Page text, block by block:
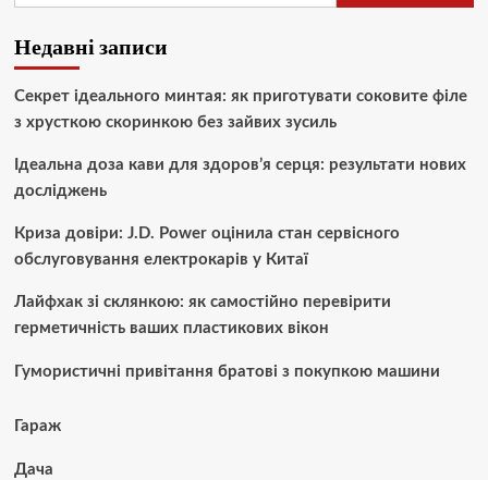
Недавні записи
Секрет ідеального минтая: як приготувати соковите філе
з хрусткою скоринкою без зайвих зусиль
Ідеальна доза кави для здоров’я серця: результати нових
досліджень
Криза довіри: J.D. Power оцінила стан сервісного
обслуговування електрокарів у Китаї
Лайфхак зі склянкою: як самостійно перевірити
герметичність ваших пластикових вікон
Гумористичні привітання братові з покупкою машини
Гараж
Дача